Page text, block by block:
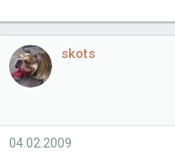
skots
04.02.2009